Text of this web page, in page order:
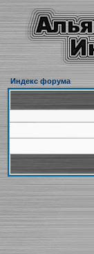
Индекс форума